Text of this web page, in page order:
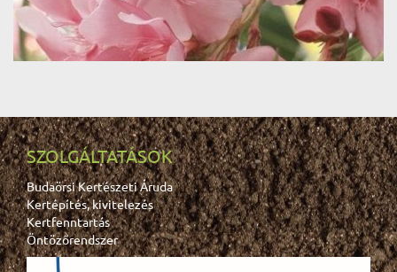
SZOLGÁLTATÁSOK
Budaörsi Kertészeti Áruda
Kertépítés, kivitelezés
Kertfenntartás
Öntözőrendszer